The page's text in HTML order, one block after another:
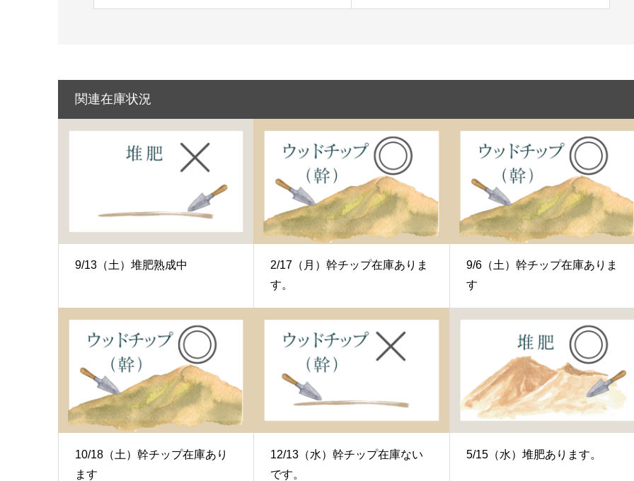
関連在庫状況
9/13（土）堆肥熟成中
2/17（月）幹チップ在庫ありま
す。
9/6（土）幹チップ在庫ありま
す
10/18（土）幹チップ在庫あり
ます
12/13（水）幹チップ在庫ない
です。
5/15（水）堆肥あります。